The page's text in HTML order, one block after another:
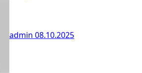
admin 08.10.2025